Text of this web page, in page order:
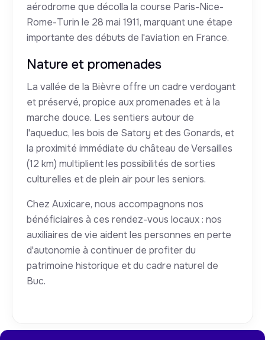
aérodrome que décolla la course Paris-Nice-
Rome-Turin le 28 mai 1911, marquant une étape
importante des débuts de l'aviation en France.
Nature et promenades
La vallée de la Bièvre offre un cadre verdoyant
et préservé, propice aux promenades et à la
marche douce. Les sentiers autour de
l'aqueduc, les bois de Satory et des Gonards, et
la proximité immédiate du château de Versailles
(12 km) multiplient les possibilités de sorties
culturelles et de plein air pour les seniors.
Chez Auxicare, nous accompagnons nos
bénéficiaires à ces rendez-vous locaux : nos
auxiliaires de vie aident les personnes en perte
d'autonomie à continuer de profiter du
patrimoine historique et du cadre naturel de
Buc.